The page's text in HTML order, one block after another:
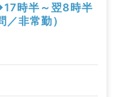
時半～翌8時半
非常勤）